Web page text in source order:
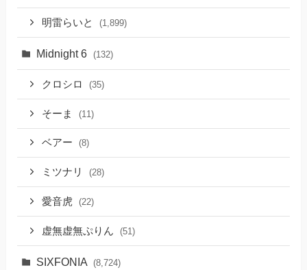
明雷らいと (1,899)
Midnight 6 (132)
クロシロ (35)
そーま (11)
ベアー (8)
ミツナリ (28)
愛音虎 (22)
虚無虚無ぷりん (51)
SIXFONIA (8,724)